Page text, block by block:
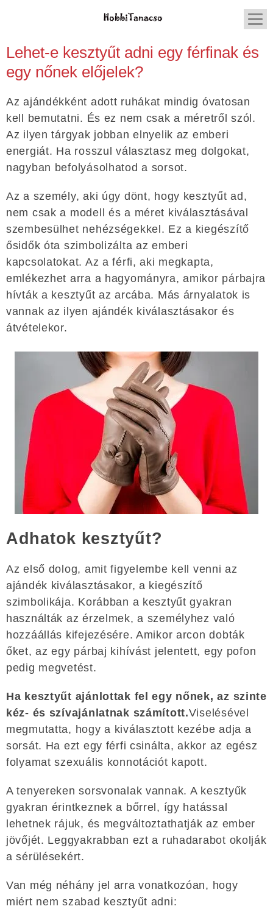
Lehet-e kesztyűt adni egy férfinak és
egy nőnek előjelek?
Az ajándékként adott ruhákat mindig óvatosan
kell bemutatni. És ez nem csak a méretről szól.
Az ilyen tárgyak jobban elnyelik az emberi
energiát. Ha rosszul választasz meg dolgokat,
nagyban befolyásolhatod a sorsot.
Az a személy, aki úgy dönt, hogy kesztyűt ad,
nem csak a modell és a méret kiválasztásával
szembesülhet nehézségekkel. Ez a kiegészítő
ősidők óta szimbolizálta az emberi
kapcsolatokat. Az a férfi, aki megkapta,
emlékezhet arra a hagyományra, amikor párbajra
hívták a kesztyűt az arcába. Más árnyalatok is
vannak az ilyen ajándék kiválasztásakor és
átvételekor.
Adhatok kesztyűt?
Az első dolog, amit figyelembe kell venni az
ajándék kiválasztásakor, a kiegészítő
szimbolikája. Korábban a kesztyűt gyakran
használták az érzelmek, a személyhez való
hozzáállás kifejezésére. Amikor arcon dobták
őket, az egy párbaj kihívást jelentett, egy pofon
pedig megvetést.
Ha kesztyűt ajánlottak fel egy nőnek, az szinte
kéz- és szívajánlatnak számított.Viselésével
megmutatta, hogy a kiválasztott kezébe adja a
sorsát. Ha ezt egy férfi csinálta, akkor az egész
folyamat szexuális konnotációt kapott.
A tenyereken sorsvonalak vannak. A kesztyűk
gyakran érintkeznek a bőrrel, így hatással
lehetnek rájuk, és megváltoztathatják az ember
jövőjét. Leggyakrabban ezt a ruhadarabot okolják
a sérülésekért.
Van még néhány jel arra vonatkozóan, hogy
miért nem szabad kesztyűt adni: